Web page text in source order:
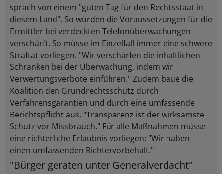
sprach von einem "guten Tag für den Rechtsstaat in
diesem Land". So würden die Voraussetzungen für die
Ermittler bei verdeckten Telefonüberwachungen
verschärft. So müsse im Einzelfall immer eine schwere
Straftat vorliegen. "Wir verschärfen die inhaltlichen
Schranken bei der Überwachung, indem wir
Verwertungsverbote einführen." Zudem baue die
Koalition den Grundrechtsschutz durch
Verfahrensgarantien und durch eine umfassende
Berichtspflicht aus. "Transparenz ist der wirksamste
Schutz vor Missbrauch." Für alle Maßnahmen müsse
eine richterliche Erlaubnis vorliegen: "Wir haben
einen umfassenden Richtervorbehalt."
"Bürger geraten unter Generalverdacht"